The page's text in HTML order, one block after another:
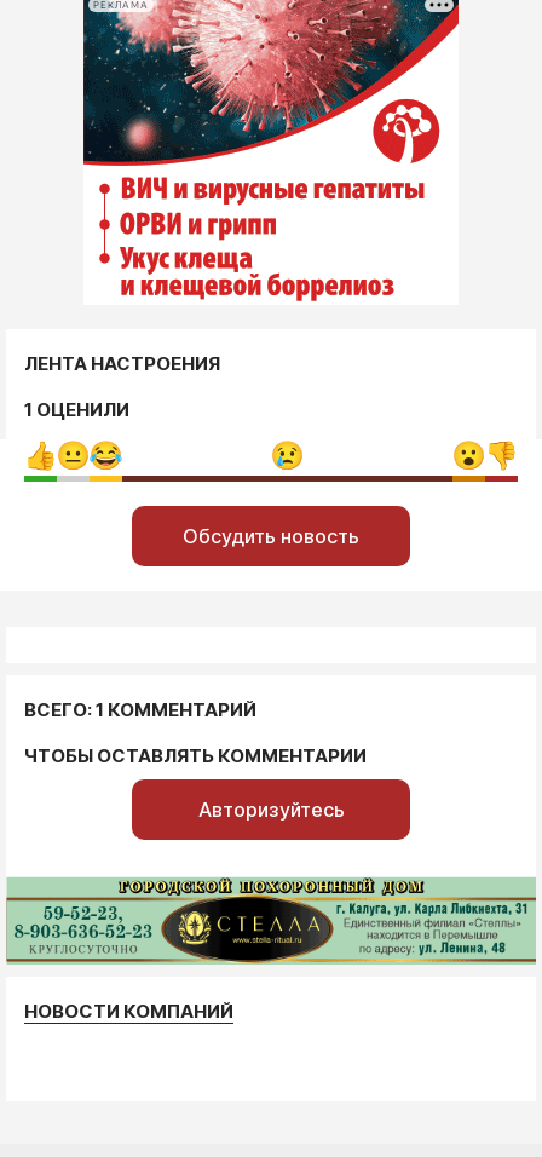
РЕКЛАМА
ЛЕНТА НАСТРОЕНИЯ
1 ОЦЕНИЛИ
Обсудить новость
ВСЕГО: 1 КОММЕНТАРИЙ
ЧТОБЫ ОСТАВЛЯТЬ КОММЕНТАРИИ
Авторизуйтесь
НОВОСТИ КОМПАНИЙ